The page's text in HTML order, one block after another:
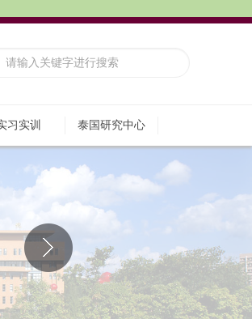
习实训 泰国研究中心